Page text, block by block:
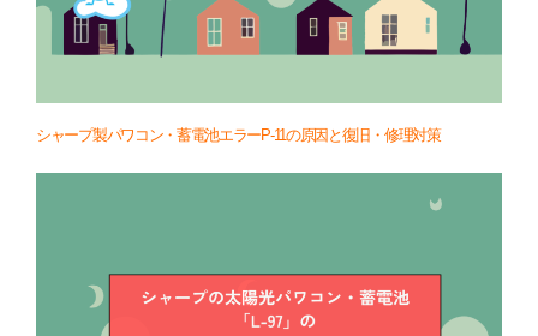
シャープ製パワコン・蓄電池エラーP-11の原因と復旧・修理対策